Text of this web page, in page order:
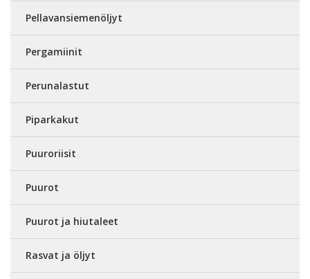
Pellavansiemenöljyt
Pergamiinit
Perunalastut
Piparkakut
Puuroriisit
Puurot
Puurot ja hiutaleet
Rasvat ja öljyt